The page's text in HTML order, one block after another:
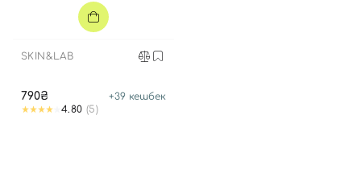
SKIN&LAB
790₴ +39 кешбек
4.80 (5)